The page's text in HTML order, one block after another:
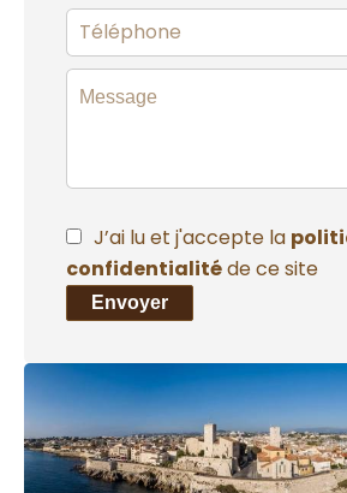
J’ai lu et j'accepte la
confidentialitéde ce site
Envoyer